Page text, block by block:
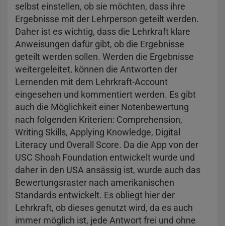
selbst einstellen, ob sie möchten, dass ihre
Ergebnisse mit der Lehrperson geteilt werden.
Daher ist es wichtig, dass die Lehrkraft klare
Anweisungen dafür gibt, ob die Ergebnisse
geteilt werden sollen. Werden die Ergebnisse
weitergeleitet, können die Antworten der
Lernenden mit dem Lehrkraft-Account
eingesehen und kommentiert werden. Es gibt
auch die Möglichkeit einer Notenbewertung
nach folgenden Kriterien: Comprehension,
Writing Skills, Applying Knowledge, Digital
Literacy und Overall Score. Da die App von der
USC Shoah Foundation entwickelt wurde und
daher in den USA ansässig ist, wurde auch das
Bewertungsraster nach amerikanischen
Standards entwickelt. Es obliegt hier der
Lehrkraft, ob dieses genutzt wird, da es auch
immer möglich ist, jede Antwort frei und ohne